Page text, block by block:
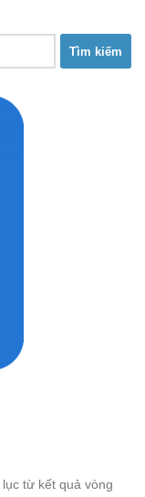
từ kết quả vòng